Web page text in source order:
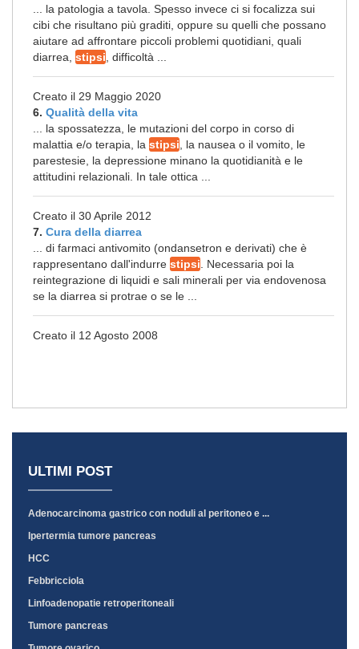
... la patologia a tavola. Spesso invece ci si focalizza sui
cibi che risultano più graditi, oppure su quelli che possano
aiutare ad affrontare piccoli problemi quotidiani, quali
diarrea, stipsi , difficoltà ...
Creato il 29 Maggio 2020
6. Qualità della vita
... la spossatezza, le mutazioni del corpo in corso di
malattia e/o terapia, la stipsi , la nausea o il vomito, le
parestesie, la depressione minano la quotidianità e le
attitudini relazionali. In tale ottica ...
Creato il 30 Aprile 2012
7. Cura della diarrea
... di farmaci antivomito (ondansetron e derivati) che è
rappresentano dall'indurre stipsi . Necessaria poi la
reintegrazione di liquidi e sali minerali per via endovenosa
se la diarrea si protrae o se le ...
Creato il 12 Agosto 2008
ULTIMI POST
Adenocarcinoma gastrico con noduli al peritoneo e ...
Ipertermia tumore pancreas
HCC
Febbricciola
Linfoadenopatie retroperitoneali
Tumore pancreas